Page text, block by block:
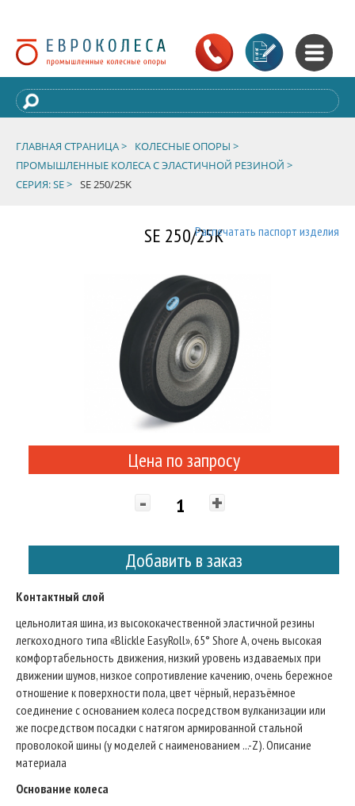
ГЛАВНАЯ СТРАНИЦА >
КОЛЕСНЫЕ ОПОРЫ >
ПРОМЫШЛЕННЫЕ КОЛЕСА С ЭЛАСТИЧНОЙ РЕЗИНОЙ >
СЕРИЯ: SE > SE 250/25K
SE 250/25KРаспечатать паспорт изделия
Цена по запросу
- +
Добавить в заказ
Контактный слой
цельнолитая шина, из высококачественной эластичной резины
легкоходного типа «Blickle EasyRoll», 65° Shore A, очень высокая
комфортабельность движения, низкий уровень издаваемых при
движении шумов, низкое сопротивление качению, очень бережное
отношение к поверхности пола, цвет чёрный, неразъёмное
соединение с основанием колеса посредством вулканизации или
же посредством посадки с натягом армированной стальной
проволокой шины (у моделей с наименованием ...-Z). Описание
материала
Основание колеса